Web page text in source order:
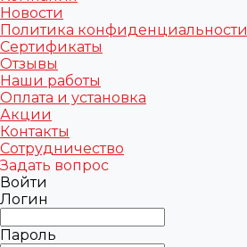
Новости
Политика конфиденциальности
Сертификаты
Отзывы
Наши работы
Оплата и установка
Акции
Контакты
Сотрудничество
Задать вопрос
Войти
Логин
Пароль